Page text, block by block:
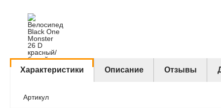
Характеристики Описание Отзывы
Артикул